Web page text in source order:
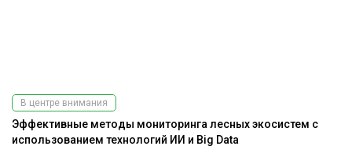
В центре внимания
Эффективные методы мониторинга лесных экосистем с
использованием технологий ИИ и Big Data